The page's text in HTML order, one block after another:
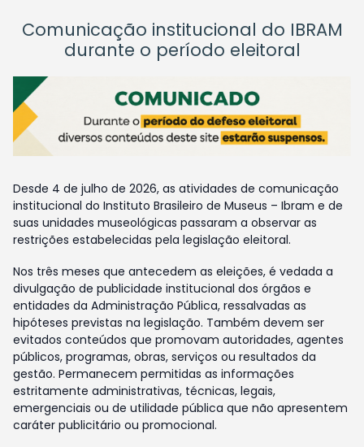
Comunicação institucional do IBRAM
durante o período eleitoral
Desde 4 de julho de 2026, as atividades de comunicação
institucional do Instituto Brasileiro de Museus – Ibram e de
suas unidades museológicas passaram a observar as
restrições estabelecidas pela legislação eleitoral.
Nos três meses que antecedem as eleições, é vedada a
divulgação de publicidade institucional dos órgãos e
entidades da Administração Pública, ressalvadas as
hipóteses previstas na legislação. Também devem ser
evitados conteúdos que promovam autoridades, agentes
públicos, programas, obras, serviços ou resultados da
gestão. Permanecem permitidas as informações
estritamente administrativas, técnicas, legais,
emergenciais ou de utilidade pública que não apresentem
caráter publicitário ou promocional.